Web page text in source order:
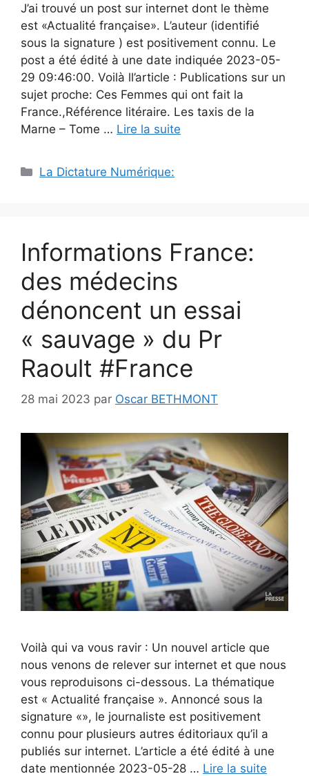
J’ai trouvé un post sur internet dont le thème
est «Actualité française». L’auteur (identifié
sous la signature ) est positivement connu. Le
post a été édité à une date indiquée 2023-05-
29 09:46:00. Voilà ll’article : Publications sur un
sujet proche: Ces Femmes qui ont fait la
France.,Référence litéraire. Les taxis de la
Marne – Tome … Lire la suite
Catégories
La Dictature Numérique:
Informations France:
des médecins
dénoncent un essai
« sauvage » du Pr
Raoult #France
28 mai 2023 par Oscar BETHMONT
Voilà qui va vous ravir : Un nouvel article que
nous venons de relever sur internet et que nous
vous reproduisons ci-dessous. La thématique
est « Actualité française ». Annoncé sous la
signature «», le journaliste est positivement
connu pour plusieurs autres éditoriaux qu’il a
publiés sur internet. L’article a été édité à une
date mentionnée 2023-05-28 … Lire la suite